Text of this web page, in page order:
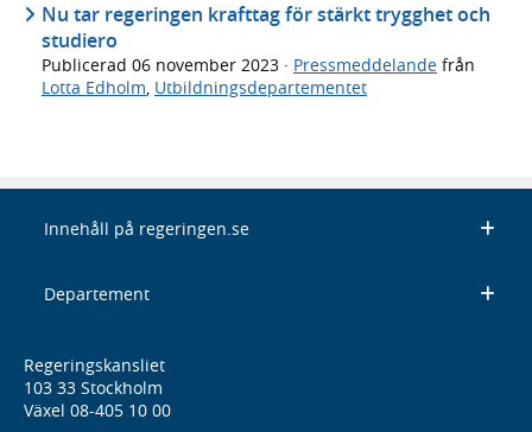
Nu tar regeringen krafttag för stärkt trygghet och
studiero
Publicerad 06 november 2023 · Pressmeddelande från
Lotta Edholm, Utbildningsdepartementet
Innehåll på regeringen.se
Departement
Regeringskansliet
103 33 Stockholm
Växel 08-405 10 00